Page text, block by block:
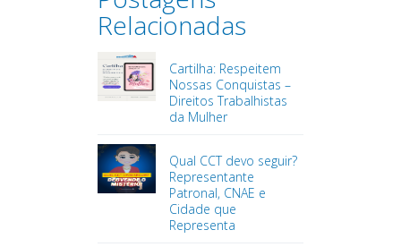
Relacionadas
Cartilha: Respeitem
Nossas Conquistas –
Direitos Trabalhistas
da Mulher
Qual CCT devo seguir?
Representante
Patronal, CNAE e
Cidade que
Representa